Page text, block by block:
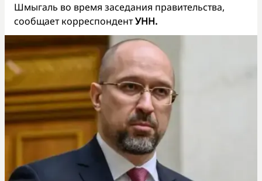
Шмыгаль во время заседания правительства,
сообщает корреспондентУНН.